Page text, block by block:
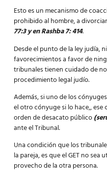
Esto es un mecanismo de
prohibido al hombre, a
77:3 y en Rashba 7: 414.
Desde el punto de la ley judía,
favorecimientos a favor de
tribunales tienen cuidado de
procedimiento legal judío.
Además, si uno de los
el otro cónyuge si lo hace,,
orden de desacato público
ante el Tribunal.
Una condición que los
la pareja, es que el GET no sea
provecho de la otra persona.